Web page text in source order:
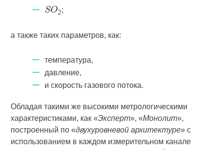
SO
2
;
а также таких параметров, как:
температура,
давление,
и скорость газового потока.
Обладая такими же высокими метрологическими
характеристиками, как «Эксперт», «Монолит»,
построенный по «двухуровневой архитектуре» с
использованием в каждом измерительном канале